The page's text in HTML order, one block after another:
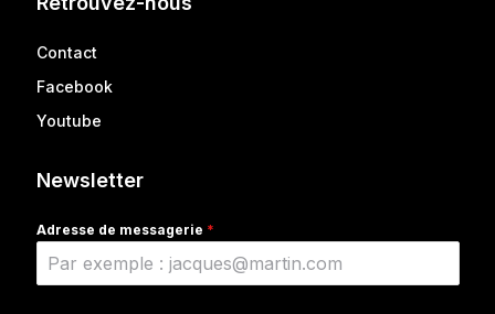
Contact
Facebook
Youtube
Newsletter
Adresse de messagerie *